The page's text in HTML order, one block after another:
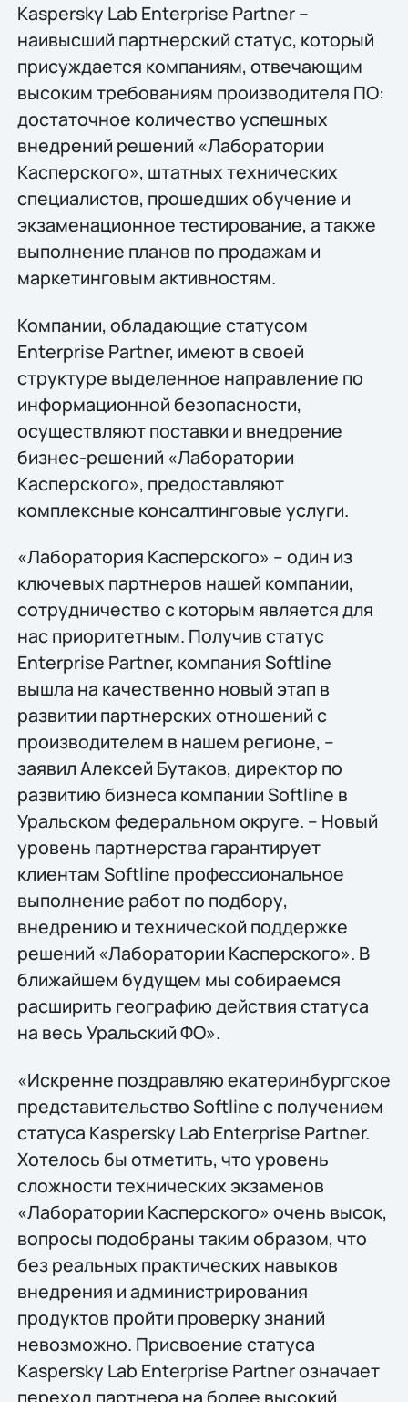
Kaspersky Lab Enterprise Partner –
наивысший партнерский статус, который
присуждается компаниям, отвечающим
высоким требованиям производителя ПО:
достаточное количество успешных
внедрений решений «Лаборатории
Касперского», штатных технических
специалистов, прошедших обучение и
экзаменационное тестирование, а также
выполнение планов по продажам и
маркетинговым активностям.
Компании, обладающие статусом
Enterprise Partner, имеют в своей
структуре выделенное направление по
информационной безопасности,
осуществляют поставки и внедрение
бизнес-решений «Лаборатории
Касперского», предоставляют
комплексные консалтинговые услуги.
«Лаборатория Касперского» – один из
ключевых партнеров нашей компании,
сотрудничество с которым является для
нас приоритетным. Получив статус
Enterprise Partner, компания Softline
вышла на качественно новый этап в
развитии партнерских отношений с
производителем в нашем регионе, –
заявил Алексей Бутаков, директор по
развитию бизнеса компании Softline в
Уральском федеральном округе. – Новый
уровень партнерства гарантирует
клиентам Softline профессиональное
выполнение работ по подбору,
внедрению и технической поддержке
решений «Лаборатории Касперского». В
ближайшем будущем мы собираемся
расширить географию действия статуса
на весь Уральский ФО».
«Искренне поздравляю екатеринбургское
представительство Softline с получением
статуса Kaspersky Lab Enterprise Partner.
Хотелось бы отметить, что уровень
сложности технических экзаменов
«Лаборатории Касперского» очень высок,
вопросы подобраны таким образом, что
без реальных практических навыков
внедрения и администрирования
продуктов пройти проверку знаний
невозможно. Присвоение статуса
Kaspersky Lab Enterprise Partner означает
переход партнера на более высокий